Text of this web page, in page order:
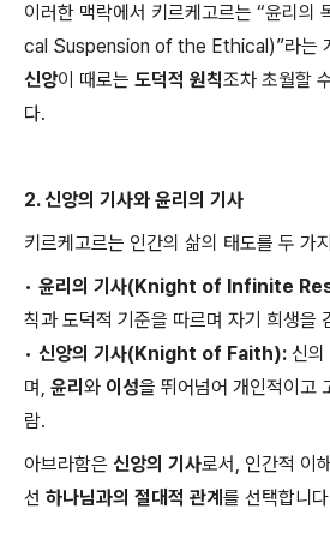
이러한 맥락에서 키르케고르는 “윤리
cal Suspension of the Ethical)”라는
신앙이 때로는 도덕적 원칙조차 초월할
다.
2. 신앙의 기사와 윤리의 기사
키르케고르는 인간의 삶의 태도를 두 가
• 윤리의 기사(Knight of Infinite
칙과 도덕적 기준을 따르며 자기 희생을
• 신앙의 기사(Knight of Faith): 신의
며, 윤리 와 이성을 뛰어넘어 개인적이고
람.
아브라함은 신앙의 기사로서, 인간적 이
선 하나님과의 절대적 관계 를 선택합니